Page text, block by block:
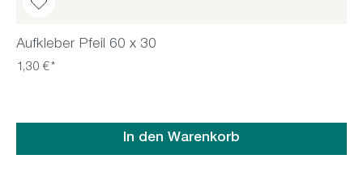
Aufkleber Pfeil 60 x 30
1,30 €*
In den Warenkorb